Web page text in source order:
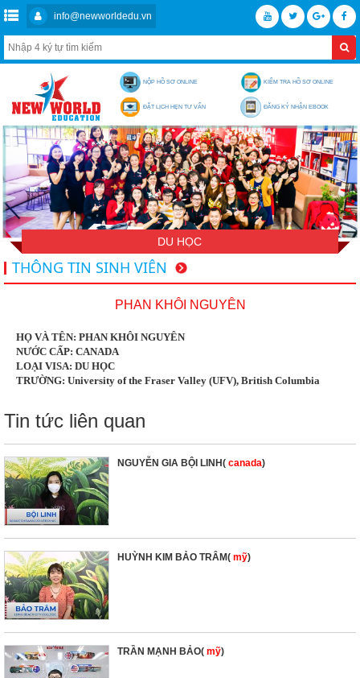
info@newworldedu.vn
NỘP HỒ SƠ ONLINE KIỂM TRA HỒ SƠ ONLINE
ĐẶT LỊCH HẸN TƯ VẤN ĐĂNG KÝ NHẬN EBOOK
DU HỌC
THÔNG TIN SINH VIÊN
PHAN KHÔI NGUYÊN
HỌ VÀ TÊN: PHAN KHÔI NGUYÊN
NƯỚC CẤP: CANADA
LOẠI VISA: DU HỌC
TRƯỜNG: University of the Fraser Valley (UFV), British Columbia
Tin tức liên quan
NGUYỄN GIA BỘI LINH( canada)
HUỲNH KIM BẢO TRÂM( mỹ)
TRẦN MẠNH BẢO( mỹ)